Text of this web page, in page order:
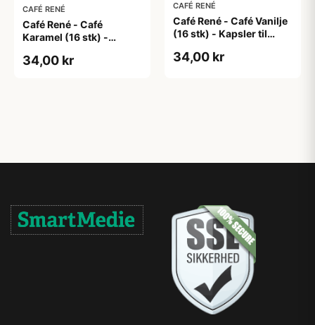
CAFÉ RENÉ
Café René - Café
Karamel (16 stk) -
34,00 kr
CAFÉ RENÉ
Café René - Café Vanilje
(16 stk) - Kapsler til
34,00 kr